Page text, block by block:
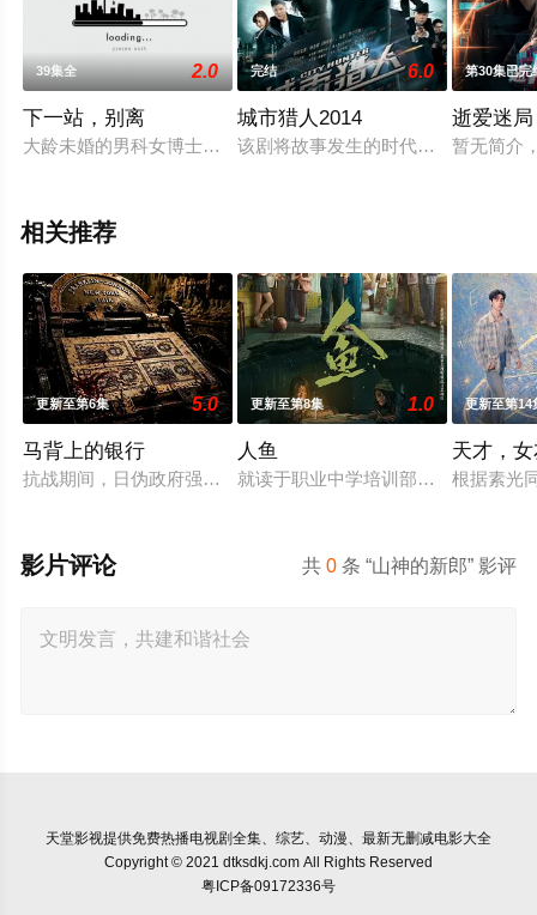
39集全 2.0
下一站，别离
大龄未婚的男科女博士盛夏，因遗传病发，急于结婚，生个孩
完结 6.0
城市猎人2014
该剧将故事发生的时代设置于军阀混
第30集已完
逝爱迷局
暂无简介
相关推荐
更新至第6集 5.0
马背上的银行
抗战期间，日伪政府强行推广、使用由“中国准备银行”发行的
更新至第8集 1.0
人鱼
就读于职业中学培训部的花季女生苏
更新至第14
天才，
根据素光
共0 条 “山神的新郎” 影评
影片评论
天堂影视提供免费热播电视剧全集、综艺、动漫、最新无删减电影大全
Copyright © 2021 dtksdkj.com All Rights Reserved
粤ICP备09172336号